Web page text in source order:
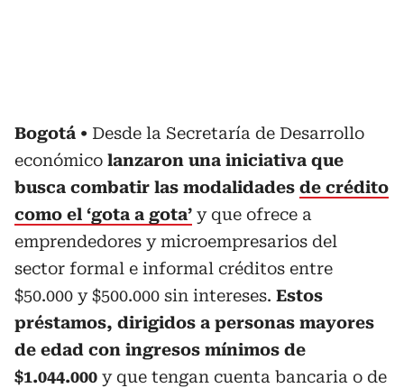
Bogotá
Desde la Secretaría de Desarrollo
económico lanzaron una iniciativa que
busca combatir las modalidades de crédito
como el ‘gota a gota’ y que ofrece a
emprendedores y microempresarios del
sector formal e informal créditos entre
$50.000 y $500.000 sin intereses. Estos
préstamos, dirigidos a personas mayores
de edad con ingresos mínimos de
$1.044.000 y que tengan cuenta bancaria o de